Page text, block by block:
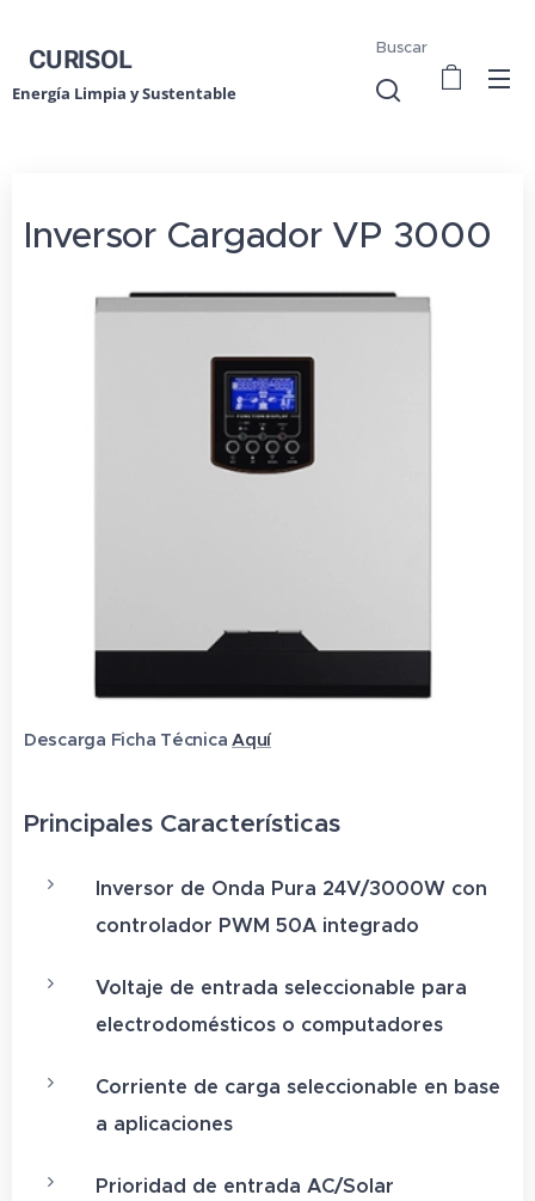
CURISOL
Energía Limpia y Sustentable
Buscar
Inversor Cargador VP 3000
Descarga Ficha Técnica Aquí
Principales Características
Inversor de Onda Pura 24V/3000W con
controlador PWM 50A integrado
Voltaje de entrada seleccionable para
electrodomésticos o computadores
Corriente de carga seleccionable en base
a aplicaciones
Prioridad de entrada AC/Solar